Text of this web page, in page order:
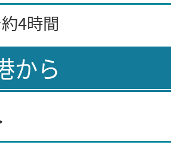
4時間
から